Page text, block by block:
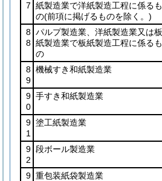
7 紙製造業で洋紙製造工程に係るも
の(前項に掲げるものを除く。)
8
8
パルプ製造業、洋紙製造業又は板
紙製造業で板紙製造工程に係るも
の
8
9
機械すき和紙製造業
9
0
手すき和紙製造業
9
1
塗工紙製造業
9
2
段ボール製造業
9 重包装紙袋製造業